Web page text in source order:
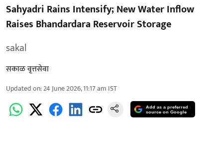
Sahyadri Rains Intensify; New Water Inflow
Raises Bhandardara Reservoir Storage
sakal
सकाळ वृत्तसेवा
Updated on:24 June 2026, 11:17 am IST
Add as a preferred
source on Google